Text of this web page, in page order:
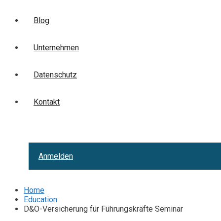
Blog
Unternehmen
Datenschutz
Kontakt
Anmelden
Home
Education
D&O-Versicherung für Führungskräfte Seminar